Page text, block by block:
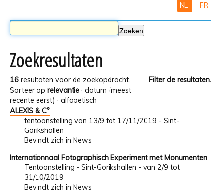
NL FR
Zoekresultaten
16 resultaten voor de zoekopdracht.
Filter de resultaten.
Sorteer op relevantie · datum (meest
recente eerst) · alfabetisch
ALEXIS & C°
tentoonstelling van 13/9 tot 17/11/2019 - Sint-
Gorikshallen
Bevindt zich in News
Internationnaal Fotographisch Experiment met Monumenten
Tentoonstelling - Sint-Gorikshallen - van 2/9 tot
31/10/2019
Bevindt zich in News